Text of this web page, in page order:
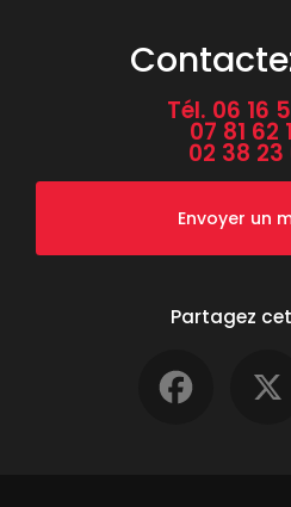
Tél. 06 16
07 81 62
02 38 23
Envoyer un
Partagez